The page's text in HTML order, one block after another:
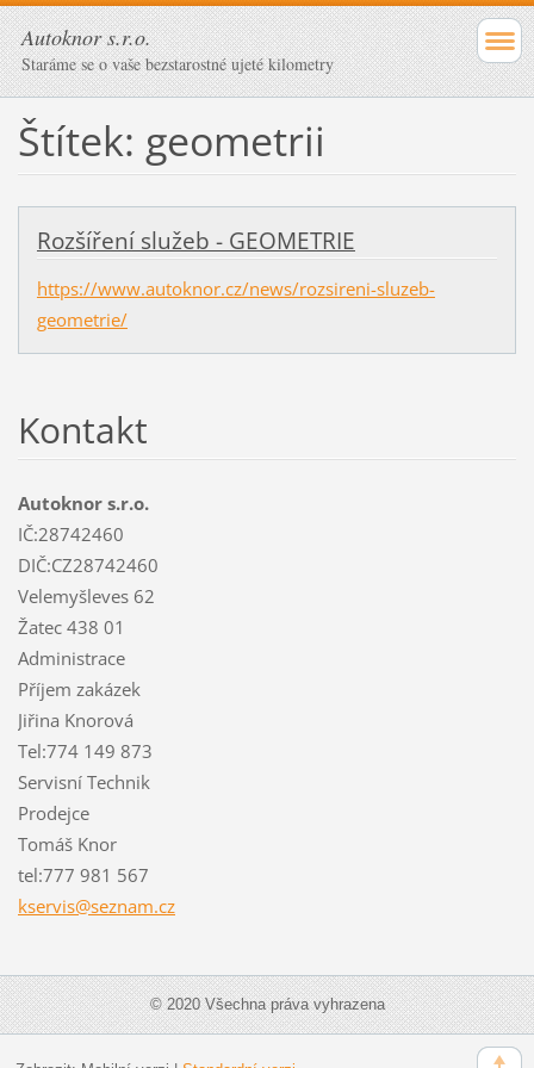
Autoknor s.r.o.
Staráme se o vaše bezstarostné ujeté kilometry
Štítek: geometrii
Rozšíření služeb - GEOMETRIE
https://www.autoknor.cz/news/rozsireni-sluzeb-
geometrie/
Kontakt
Autoknor s.r.o.
IČ:28742460
DIČ:CZ28742460
Velemyšleves 62
Žatec 438 01
Administrace
Příjem zakázek
Jiřina Knorová
Tel:774 149 873
Servisní Technik
Prodejce
Tomáš Knor
tel:777 981 567
kservis@seznam.cz
© 2020 Všechna práva vyhrazena